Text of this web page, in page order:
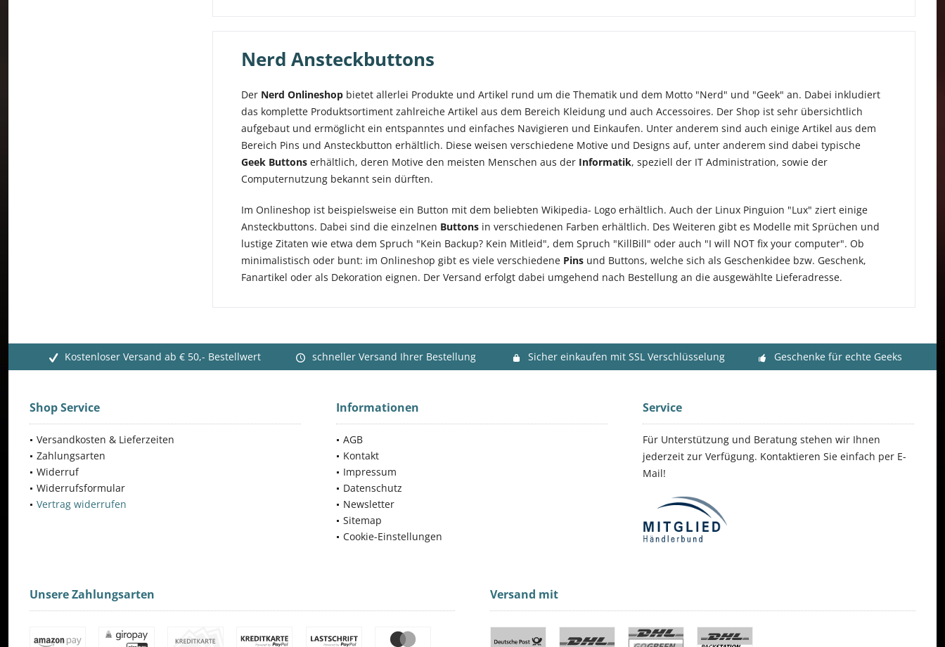
Nerd Ansteckbuttons
Der Nerd Onlineshop bietet allerlei Produkte und Artikel rund um die Thematik und dem Motto "Nerd" und "Geek" an. Dabei inkludiert
das komplette Produktsortiment zahlreiche Artikel aus dem Bereich Kleidung und auch Accessoires. Der Shop ist sehr übersichtlich
aufgebaut und ermöglicht ein entspanntes und einfaches Navigieren und Einkaufen. Unter anderem sind auch einige Artikel aus dem
Bereich Pins und Ansteckbutton erhältlich. Diese weisen verschiedene Motive und Designs auf, unter anderem sind dabei typische
Geek Buttons erhältlich, deren Motive den meisten Menschen aus der Informatik, speziell der IT Administration, sowie der
Computernutzung bekannt sein dürften.
Im Onlineshop ist beispielsweise ein Button mit dem beliebten Wikipedia- Logo erhältlich. Auch der Linux Pinguion "Lux" ziert einige
Ansteckbuttons. Dabei sind die einzelnen Buttons in verschiedenen Farben erhältlich. Des Weiteren gibt es Modelle mit Sprüchen und
lustige Zitaten wie etwa dem Spruch "Kein Backup? Kein Mitleid", dem Spruch "KillBill" oder auch "I will NOT fix your computer". Ob
minimalistisch oder bunt: im Onlineshop gibt es viele verschiedene Pins und Buttons, welche sich als Geschenkidee bzw. Geschenk,
Fanartikel oder als Dekoration eignen. Der Versand erfolgt dabei umgehend nach Bestellung an die ausgewählte Lieferadresse.
Kostenloser Versand ab € 50,- Bestellwert schneller Versand Ihrer Bestellung Sicher einkaufen mit SSL Verschlüsselung Geschenke für echte Geeks
Shop Service
Versandkosten & Lieferzeiten
Zahlungsarten
Widerruf
Widerrufsformular
Vertrag widerrufen
Informationen
AGB
Kontakt
Impressum
Datenschutz
Newsletter
Sitemap
Cookie-Einstellungen
Service
Für Unterstützung und Beratung stehen wir Ihnen
jederzeit zur Verfügung. Kontaktieren Sie einfach per E-
Mail!
Unsere Zahlungsarten Versand mit